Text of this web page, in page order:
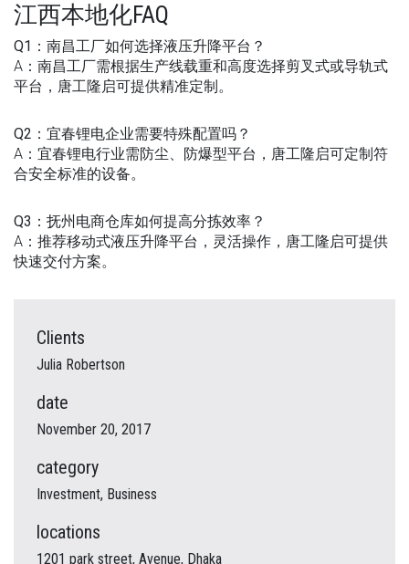
江西本地化FAQ
Q1：南昌工厂如何选择液压升降平台？
A：南昌工厂需根据生产线载重和高度选择剪叉式或导轨式
平台，唐工隆启可提供精准定制。
Q2：宜春锂电企业需要特殊配置吗？
A：宜春锂电行业需防尘、防爆型平台，唐工隆启可定制符
合安全标准的设备。
Q3：抚州电商仓库如何提高分拣效率？
A：推荐移动式液压升降平台，灵活操作，唐工隆启可提供
快速交付方案。
Clients
Julia Robertson
date
November 20, 2017
category
Investment, Business
locations
1201 park street, Avenue, Dhaka